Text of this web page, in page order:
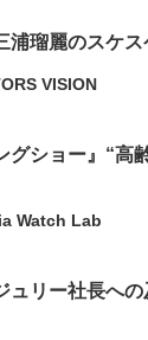
浦瑠麗のスケ
VISION
グショー』“
Watch Lab
ュリー社長へ